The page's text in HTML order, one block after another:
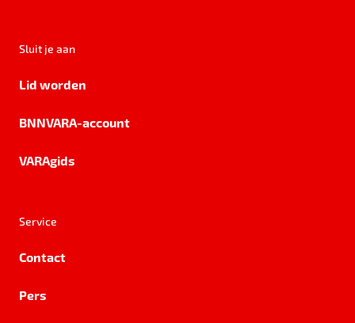
Sluit je aan
Lid worden
BNNVARA-account
VARAgids
Service
Contact
Pers